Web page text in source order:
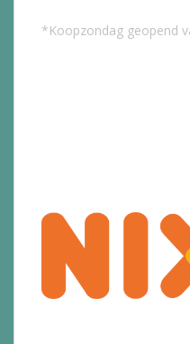
*Koopzondag geopend